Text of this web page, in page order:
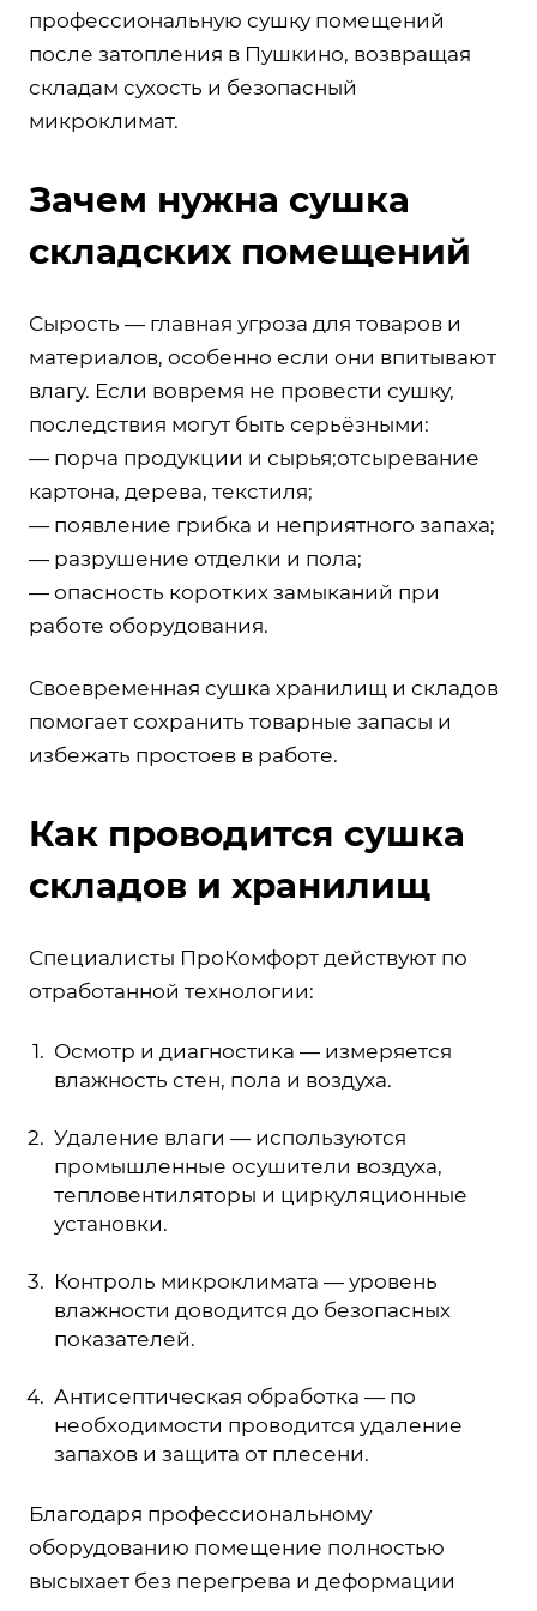
профессиональную сушку помещений
после затопления в Пушкино, возвращая
складам сухость и безопасный
микроклимат.
Зачем нужна сушка
складских помещений
Сырость — главная угроза для товаров и
материалов, особенно если они впитывают
влагу. Если вовремя не провести сушку,
последствия могут быть серьёзными:
— порча продукции и сырья;отсыревание
картона, дерева, текстиля;
— появление грибка и неприятного запаха;
— разрушение отделки и пола;
— опасность коротких замыканий при
работе оборудования.
Своевременная сушка хранилищ и складов
помогает сохранить товарные запасы и
избежать простоев в работе.
Как проводится сушка
складов и хранилищ
Специалисты ПроКомфорт действуют по
отработанной технологии:
Осмотр и диагностика — измеряется
влажность стен, пола и воздуха.
Удаление влаги — используются
промышленные осушители воздуха,
тепловентиляторы и циркуляционные
установки.
Контроль микроклимата — уровень
влажности доводится до безопасных
показателей.
Антисептическая обработка — по
необходимости проводится удаление
запахов и защита от плесени.
Благодаря профессиональному
оборудованию помещение полностью
высыхает без перегрева и деформации